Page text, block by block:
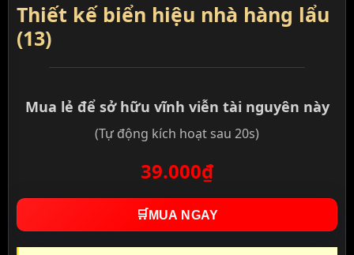
Thiết kế biển hiệu nhà hàng lẩu
(13)
Mua lẻ để sở hữu vĩnh viễn tài nguyên này
(Tự động kích hoạt sau 20s)
39.000₫
🛒 MUA NGAY